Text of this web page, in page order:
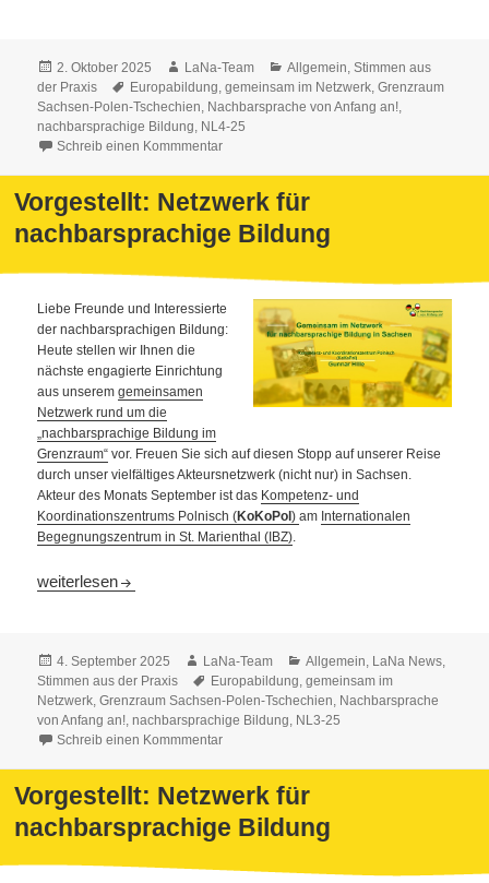
Veröffentlicht
am
2. Oktober 2025 Autor
LaNa-Team Kategorien
Allgemein,Stimmen aus
der Praxis
Schlagwörter
Europabildung,gemeinsam im Netzwerk,Grenzraum
Sachsen-Polen-Tschechien, Nachbarsprache von Anfang an!,
nachbarsprachige Bildung, NL4-25
Schreib einen Kommmentar
Vorgestellt: Netzwerk für
nachbarsprachige Bildung
Liebe Freunde und Interessierte
der nachbarsprachigen Bildung:
Heute stellen wir Ihnen die
nächste engagierte Einrichtung
aus unseremgemeinsamen
Netzwerk rund um die
„nachbarsprachige Bildung im
Grenzraum“ vor. Freuen Sie sich auf diesen Stopp auf unserer Reise
durch unser vielfältiges Akteursnetzwerk (nicht nur) in Sachsen.
Akteur des Monats September ist das Kompetenz- und
Koordinationszentrums Polnisch (KoKoPol)am Internationalen
Begegnungszentrum in St. Marienthal (IBZ).
Vorgestellt: Netzwerk für nachbarsprachige Bildung
weiterlesen
Veröffentlicht
am
4. September 2025 Autor
LaNa-Team Kategorien
Allgemein, LaNa News,
Stimmen aus der Praxis
Schlagwörter
Europabildung,gemeinsam im
Netzwerk,Grenzraum Sachsen-Polen-Tschechien, Nachbarsprache
von Anfang an!,nachbarsprachige Bildung, NL3-25
Schreib einen Kommmentar
Vorgestellt: Netzwerk für
nachbarsprachige Bildung